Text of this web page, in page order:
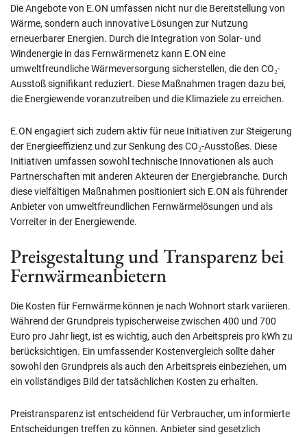
Die Angebote von E.ON umfassen nicht nur die Bereitstellung von
Wärme, sondern auch innovative Lösungen zur Nutzung
erneuerbarer Energien. Durch die Integration von Solar- und
Windenergie in das Fernwärmenetz kann E.ON eine
umweltfreundliche Wärmeversorgung sicherstellen, die den CO₂-
Ausstoß signifikant reduziert. Diese Maßnahmen tragen dazu bei,
die Energiewende voranzutreiben und die Klimaziele zu erreichen.
E.ON engagiert sich zudem aktiv für neue Initiativen zur Steigerung
der Energieeffizienz und zur Senkung des CO₂-Ausstoßes. Diese
Initiativen umfassen sowohl technische Innovationen als auch
Partnerschaften mit anderen Akteuren der Energiebranche. Durch
diese vielfältigen Maßnahmen positioniert sich E.ON als führender
Anbieter von umweltfreundlichen Fernwärmelösungen und als
Vorreiter in der Energiewende.
Preisgestaltung und Transparenz bei
Fernwärmeanbietern
Die Kosten für Fernwärme können je nach Wohnort stark variieren.
Während der Grundpreis typischerweise zwischen 400 und 700
Euro pro Jahr liegt, ist es wichtig, auch den Arbeitspreis pro kWh zu
berücksichtigen. Ein umfassender Kostenvergleich sollte daher
sowohl den Grundpreis als auch den Arbeitspreis einbeziehen, um
ein vollständiges Bild der tatsächlichen Kosten zu erhalten.
Preistransparenz ist entscheidend für Verbraucher, um informierte
Entscheidungen treffen zu können. Anbieter sind gesetzlich